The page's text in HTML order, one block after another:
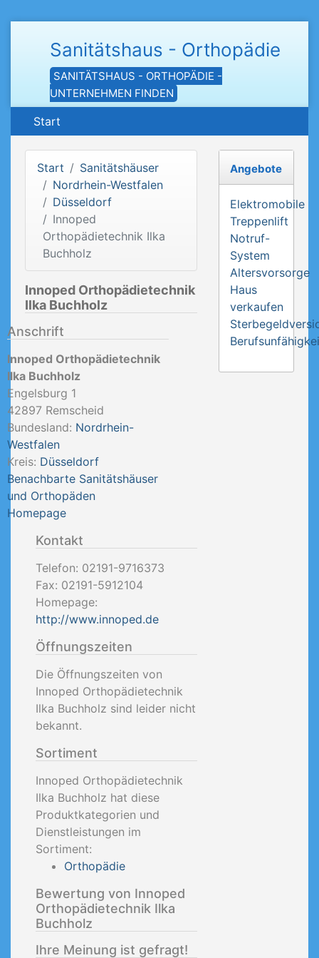
Sanitätshaus - Orthopädie
SANITÄTSHAUS - ORTHOPÄDIE -
UNTERNEHMEN FINDEN
Start
Start
Sanitätshäuser
Nordrhein-Westfalen
Düsseldorf
Innoped
Orthopädietechnik Ilka
Buchholz
Innoped Orthopädietechnik
Ilka Buchholz
Anschrift
Innoped Orthopädietechnik
Ilka Buchholz
Engelsburg 1
42897 Remscheid
Bundesland: Nordrhein-
Westfalen
Kreis: Düsseldorf
Benachbarte Sanitätshäuser
und Orthopäden
Homepage
Kontakt
Telefon: 02191-9716373
Fax: 02191-5912104
Homepage:
http://www.innoped.de
Öffnungszeiten
Die Öffnungszeiten von
Innoped Orthopädietechnik
Ilka Buchholz sind leider nicht
bekannt.
Sortiment
Innoped Orthopädietechnik
Ilka Buchholz hat diese
Produktkategorien und
Dienstleistungen im
Sortiment:
Orthopädie
Bewertung von Innoped
Orthopädietechnik Ilka
Buchholz
Ihre Meinung ist gefragt!
Angebote
Elektromobile
Treppenlift
Notruf-
System
Altersvorsorge
Haus
verkaufen